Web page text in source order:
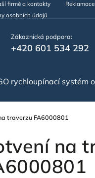
firmě a kontakty
osobních údajů
Zákaznická podpora:
+420 601 534 292
rychloupínací systém
traverzu FA6000801
na